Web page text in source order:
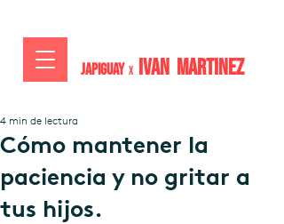
JAPIGUAY x IVAN MARTiNEZ
Cómo mantener la
paciencia y no gritar a
tus hijos.
4 min de lectura